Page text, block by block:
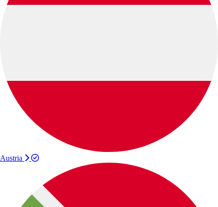
Austria